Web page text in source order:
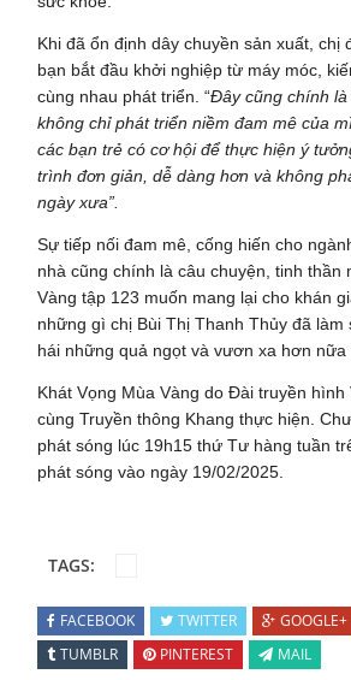
Khi đã ổn định dây chuyền sản xuất, chị
bạn bắt đầu khởi nghiệp từ máy móc,
cùng nhau phát triển. “Đây cũng chính là
không chỉ phát triển niềm đam mê của
các bạn trẻ có cơ hội để thực hiện ý
trình đơn giản, dễ dàng hơn và không
ngày xưa”.
Sự tiếp nối đam mê, cống hiến cho
nhà cũng chính là câu chuyện, tinh thần
Vàng tập 123 muốn mang lại cho khán
những gì chị Bùi Thị Thanh Thủy đã làm
hái những quả ngọt và vươn xa hơn nữa
Khát Vọng Mùa Vàng do Đài truyền
cùng Truyền thông Khang thực hiện.
phát sóng lúc 19h15 thứ Tư hàng tuần
phát sóng vào ngày 19/02/2025.
TAGS:
FACEBOOK TWITTER GOOGLE+
TUMBLR
PINTEREST MAIL